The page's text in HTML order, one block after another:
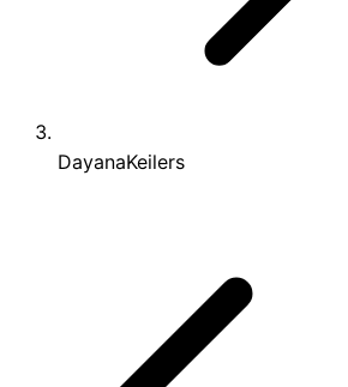
DayanaKeilers